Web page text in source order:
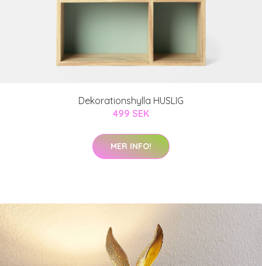
Dekorationshylla HUSLIG
499 SEK
MER INFO!